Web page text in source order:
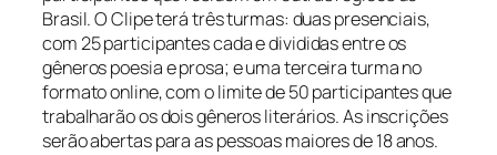
Brasil. O Clipe terá três turmas: duas presenciais,
com 25 participantes cada e divididas entre os
gêneros poesia e prosa; e uma terceira turma no
formato online, com o limite de 50 participantes que
trabalharão os dois gêneros literários. As inscrições
serão abertas para as pessoas maiores de 18 anos.